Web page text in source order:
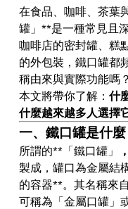
在食品、咖啡、茶葉
罐」**是一種常見且
咖啡店的密封罐、糕
的外包裝，鐵口罐都
稱由來與實際功能嗎？
本文將帶你了解： 什
什麼越來越多人選擇
一、鐵口罐是什麼
所謂的**「鐵口罐」
製成，罐口為金屬結
的容器**。其名稱來
可稱為「金屬口罐」